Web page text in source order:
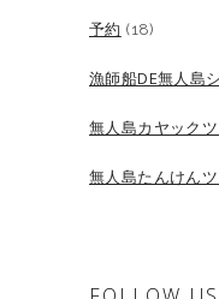
予約 (18)
漁師船DE無人島
無人島カヤック
無人島たんけん